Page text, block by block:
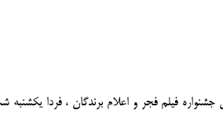
فیلم فجر و اعلام برندگان ، فردا یکشنبه